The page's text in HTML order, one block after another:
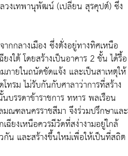
วงเทพานุพัฒน์ (เปลี่ยน สุรคุปต์) ซึ่ง
กกลางเมือง ซึ่งตั่งอยู่ทางทิศเหนือ
ใต้ โดยสร้างเป็นอาคาร 2 ชั้น ได้รื้อ
ายในถนัดชัดแจ้ง และเป็นสาเหตุให้
รม ไม่รับกันกับศาลาว่าการที่สร้าง
รรดาข้าราชการ ทหาร พลเรือน
ณฑลนครราชสีมา จึงร่วมปรึกษาและ
ฉียงเหนือควรมีวัดที่สง่างามอยู่ใกล้
น และสร้างขึ้นใหม่เพื่อให้เป็นที่สถิต